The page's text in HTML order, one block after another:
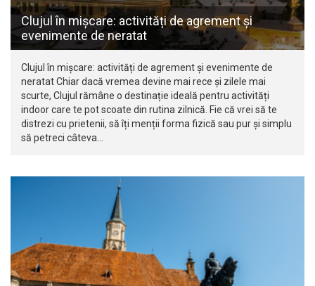
Clujul în mișcare: activități de agrement și
evenimente de neratat
Clujul în mișcare: activități de agrement și evenimente de
neratat Chiar dacă vremea devine mai rece și zilele mai
scurte, Clujul rămâne o destinație ideală pentru activități
indoor care te pot scoate din rutina zilnică. Fie că vrei să te
distrezi cu prietenii, să îți menții forma fizică sau pur și simplu
să petreci câteva…